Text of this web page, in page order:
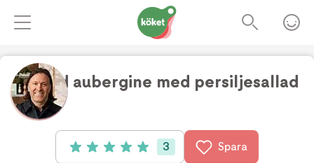
Rostad aubergine med persiljesallad
Betyg: 5 av 5 (3 röster)
3 Spara